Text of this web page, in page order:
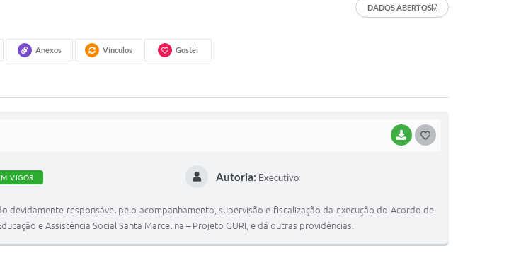
DADOS ABERTOS
Anexos Vínculos Gostei
BAIXAR
I
VIGOR Autoria: Executivo
devidamente responsável pelo acompanhamento, supervisão e fiscalização da execução do Acordo de
e Assistência Social Santa Marcelina – Projeto GURI, e dá outras providências.